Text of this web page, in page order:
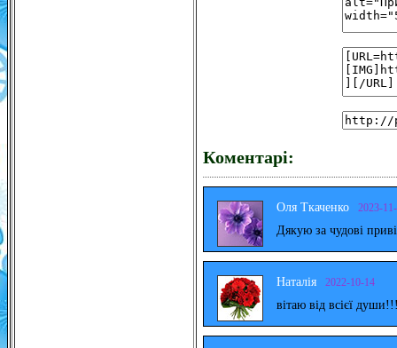
Коментарі:
Оля Ткаченко 2023-
Дякую за чудові
Наталія 2022-10-14
вітаю від всієї